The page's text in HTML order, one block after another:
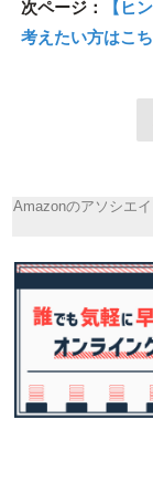
次ページ：
【ヒ
考えたい方はこ
Amazonのアソシエ